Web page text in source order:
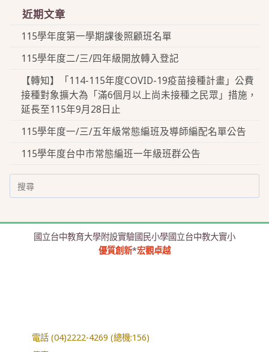
近期文章
115學年度第一學期課後照顧班名單
115學年度二/三/四年級開放轉入登記
【轉知】「114-115年度COVID-19疫苗接種計畫」公費
接種對象擴大為「滿6個月以上尚未接種之民眾」措施，
延長至115年9月28日止
115學年度一/三/五年級常態編班及導師編配名單公告
115學年度台中市常態編班一年級班群公告
Search
for:
國立台中教育大學附設實驗國民小學國立台中教大實小
優質創新*宏觀卓越
電話 (04)2222-4269 (總機:156)